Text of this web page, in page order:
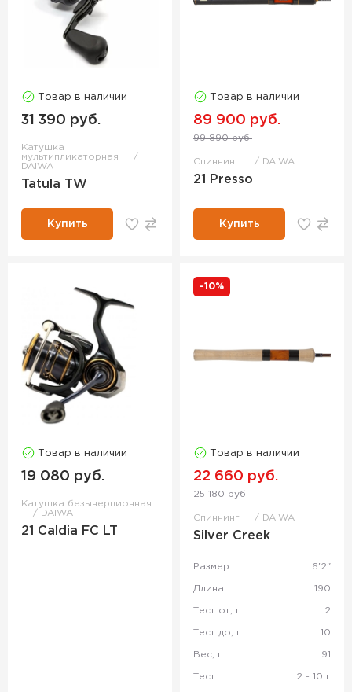
Товар в наличии
31 390 руб.
Катушка
мультипликаторная
DAIWA
Tatula TW
Купить
Товар в наличии
89 900 руб.
99 890 руб.
Спиннинг DAIWA
21 Presso
Купить
Товар в наличии
19 080 руб.
Катушка безынерционная
DAIWA
21 Caldia FC LT
-10%
Товар в наличии
22 660 руб.
25 180 руб.
Спиннинг DAIWA
Silver Creek
Размер 6'2"
Длина 190
Тест от, г 2
Тест до, г 10
Вес, г 91
Тест 2 - 10 г